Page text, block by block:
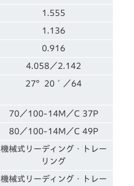
1.555
1.136
0.916
4.058／2.142
27°20´／64
70／100-14M／C 37P
80／100-14M／C 49P
機械式リーディング・トレー
リング
機械式リーディング・トレー